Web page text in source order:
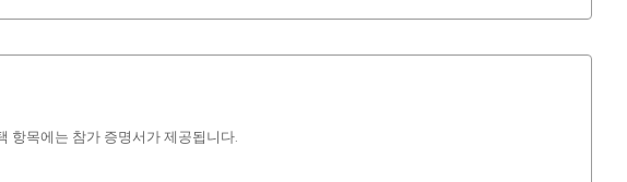
항목에는 참가 증명서가 제공됩니다.